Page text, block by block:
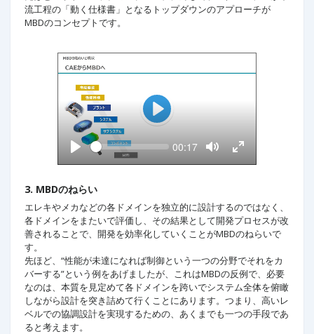
流工程の「動く仕様書」となるトップダウンのアプローチが
MBDのコンセプトです。
P
a
y
l
y
S
e
e
C
r
t
t
i
m
00:17
o
e
M
u
t
e
o
e
F
u
l
l
c
r
e
e
n
3. MBDのねらい
エレキやメカなどの各ドメインを独立的に設計するのではなく、
各ドメインをまたいで評価し、その結果として開発プロセスが改
善されることで、開発を効率化していくことがMBDのねらいで
す。
先ほど、“性能が未達になれば制御という一つの分野でそれをカ
バーする”という例をあげましたが、これはMBDの反例で、必要
なのは、本質を見定めて各ドメインを跨いでシステム全体を俯瞰
しながら設計を突き詰めて行くことにあります。つまり、高いレ
ベルでの協調設計を実現するための、あくまでも一つの手段であ
ると考えます。